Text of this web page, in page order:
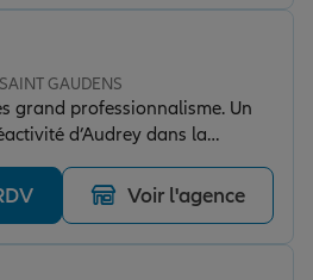
GAUDENS
grand professionnalisme. Un
d’Audrey dans la
jour même, écoute, conseils
des cas particuliers (syndic,
avisés, prise en charge
professionnelle je
cette agence merci
Voir l'agence